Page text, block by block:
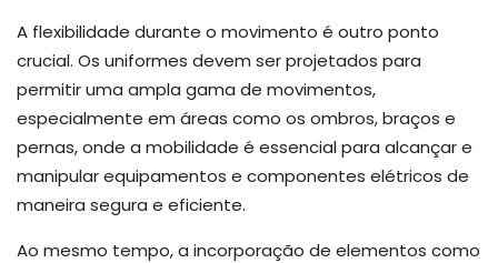
A flexibilidade durante o movimento é outro ponto
crucial. Os uniformes devem ser projetados para
permitir uma ampla gama de movimentos,
especialmente em áreas como os ombros, braços e
pernas, onde a mobilidade é essencial para alcançar e
manipular equipamentos e componentes elétricos de
maneira segura e eficiente.
Ao mesmo tempo, a incorporação de elementos como